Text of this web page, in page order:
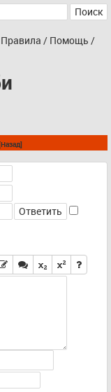
Правила / Помощь /